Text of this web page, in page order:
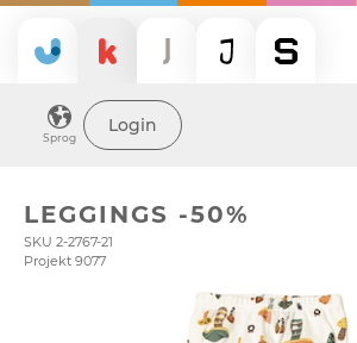
Sprog
Login
LEGGINGS -50%
SKU 2-2767-21
Projekt 9077